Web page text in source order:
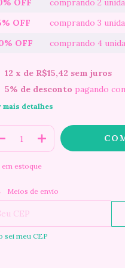
OFF
comprando 2
OFF
comprando 3
OFF
comprando 4
12 x de R$15,42 sem juros
5% de desconto pagando
mais detalhes
em estoque
para o CEP:
Meios de envio
sei meu CEP